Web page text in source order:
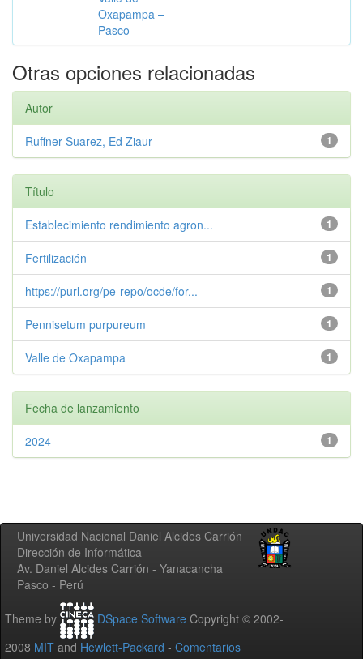
Oxapampa –
Pasco
Otras opciones relacionadas
Autor
1
Ruffner Suarez, Ed Ziaur
Título
1
Establecimiento rendimiento agron...
1
Fertilización
1
https://purl.org/pe-repo/ocde/for...
1
Pennisetum purpureum
1
Valle de Oxapampa
Fecha de lanzamiento
1
2024
Universidad Nacional Daniel Alcides Carrión
Dirección de Informática
Av. Daniel Alcides Carrión - Yanacancha
Pasco - Perú
Theme by DSpace Software Copyright © 2002-
2008 MIT and Hewlett-Packard - Comentarios